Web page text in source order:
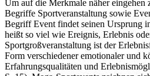
Um auf die Merkmale näher eingehen
Begriffe Sportveranstaltung sowie
Begriff Event findet seinen Ursprung
heißt so viel wie Ereignis, Erlebnis
Sportgroßveranstaltung ist der
Form verschiedener emotionaler und
Erfahrungsqualitäten und